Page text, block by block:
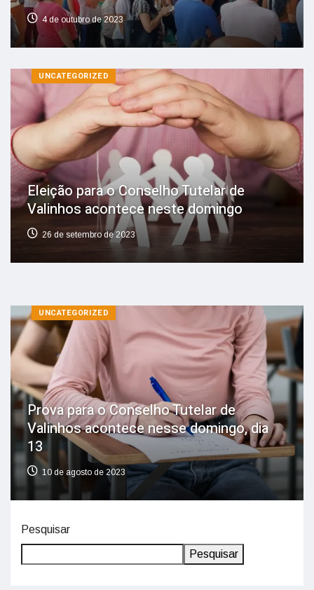
4 de outubro de 2023
UNCATEGORIZED
Eleição para o Conselho Tutelar de
Valinhos acontece neste domingo
26 de setembro de 2023
UNCATEGORIZED
Prova para o Conselho Tutelar de
Valinhos acontece nesse domingo, dia
13
10 de agosto de 2023
Pesquisar
Pesquisar